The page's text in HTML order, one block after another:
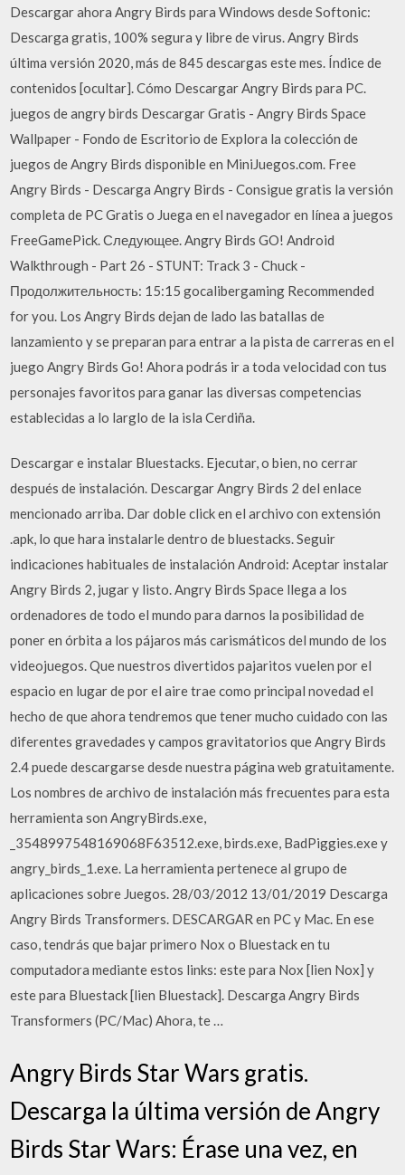
Descargar ahora Angry Birds para Windows desde Softonic:
Descarga gratis, 100% segura y libre de virus. Angry Birds
última versión 2020, más de 845 descargas este mes. Índice de
contenidos [ocultar]. Cómo Descargar Angry Birds para PC.
juegos de angry birds Descargar Gratis - Angry Birds Space
Wallpaper - Fondo de Escritorio de Explora la colección de
juegos de Angry Birds disponible en MiniJuegos.com. Free
Angry Birds - Descarga Angry Birds - Consigue gratis la versión
completa de PC Gratis o Juega en el navegador en línea a juegos
FreeGamePick. Следующее. Angry Birds GO! Android
Walkthrough - Part 26 - STUNT: Track 3 - Chuck -
Продолжительность: 15:15 gocalibergaming Recommended
for you. Los Angry Birds dejan de lado las batallas de
lanzamiento y se preparan para entrar a la pista de carreras en el
juego Angry Birds Go! Ahora podrás ir a toda velocidad con tus
personajes favoritos para ganar las diversas competencias
establecidas a lo larglo de la isla Cerdiña.
Descargar e instalar Bluestacks. Ejecutar, o bien, no cerrar
después de instalación. Descargar Angry Birds 2 del enlace
mencionado arriba. Dar doble click en el archivo con extensión
.apk, lo que hara instalarle dentro de bluestacks. Seguir
indicaciones habituales de instalación Android: Aceptar instalar
Angry Birds 2, jugar y listo. Angry Birds Space llega a los
ordenadores de todo el mundo para darnos la posibilidad de
poner en órbita a los pájaros más carismáticos del mundo de los
videojuegos. Que nuestros divertidos pajaritos vuelen por el
espacio en lugar de por el aire trae como principal novedad el
hecho de que ahora tendremos que tener mucho cuidado con las
diferentes gravedades y campos gravitatorios que Angry Birds
2.4 puede descargarse desde nuestra página web gratuitamente.
Los nombres de archivo de instalación más frecuentes para esta
herramienta son AngryBirds.exe,
_3548997548169068F63512.exe, birds.exe, BadPiggies.exe y
angry_birds_1.exe. La herramienta pertenece al grupo de
aplicaciones sobre Juegos. 28/03/2012 13/01/2019 Descarga
Angry Birds Transformers. DESCARGAR en PC y Mac. En ese
caso, tendrás que bajar primero Nox o Bluestack en tu
computadora mediante estos links: este para Nox [lien Nox] y
este para Bluestack [lien Bluestack]. Descarga Angry Birds
Transformers (PC/Mac) Ahora, te …
Angry Birds Star Wars gratis.
Descarga la última versión de Angry
Birds Star Wars: Érase una vez, en